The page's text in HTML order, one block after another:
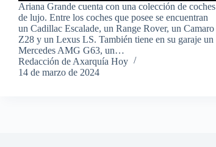
Ariana Grande cuenta con una colección de coches
de lujo. Entre los coches que posee se encuentran
un Cadillac Escalade, un Range Rover, un Camaro
Z28 y un Lexus LS. También tiene en su garaje un
Mercedes AMG G63, un…
Redacción de Axarquía Hoy
14 de marzo de 2024